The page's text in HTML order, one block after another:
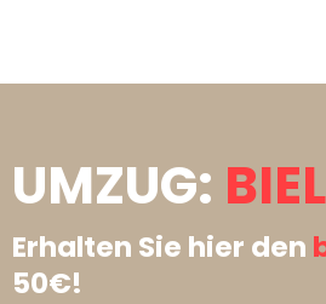
UMZUG:
Erhalten Sie hier den
50€!